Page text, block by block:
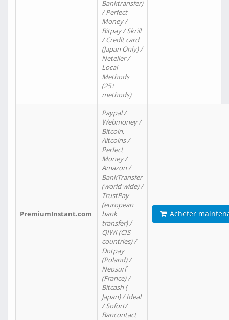
Banktransfer)
/ Perfect
Money /
Bitpay / Skrill
/ Credit card
(Japan Only) /
Neteller /
Local
Methods
(25+
methods)
PremiumInstant.com
Paypal /
Webmoney /
Bitcoin,
Altcoins /
Perfect
Money /
Amazon /
BankTransfer
(world wide) /
TrustPay
(european
bank
transfer) /
QIWI (CIS
countries) /
Dotpay
(Poland) /
Neosurf
(France) /
Bitcash (
Japan) / Ideal
/ Sofort/
Bancontact
Acheter